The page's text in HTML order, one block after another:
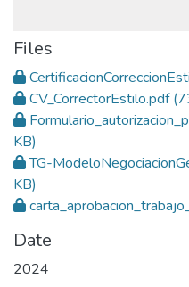
Files
CV_CorrectorEstilo.pdf
KB)
TG-
KB)
Date
2024